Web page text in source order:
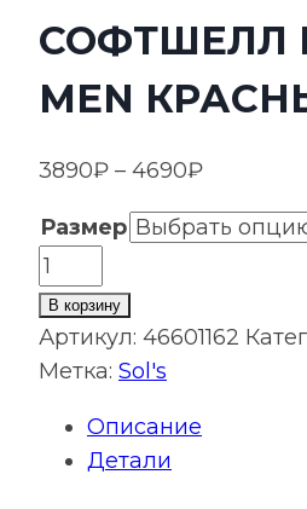
СОФТШЕЛЛ
MEN
3890₽ – 4690₽Диапазон
3890₽
Размер
Количество
товара
Жилет
мужской
Rallye
Men
В корзину
Артикул: 46601162
Метка: Sol's
Описание
Детали